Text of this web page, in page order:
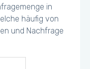
in
häufig von
und Nachfrage